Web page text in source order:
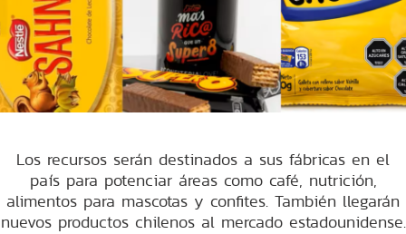
Los recursos serán destinados a sus fábricas en el
país para potenciar áreas como café, nutrición,
alimentos para mascotas y confites. También llegarán
nuevos productos chilenos al mercado estadounidense.